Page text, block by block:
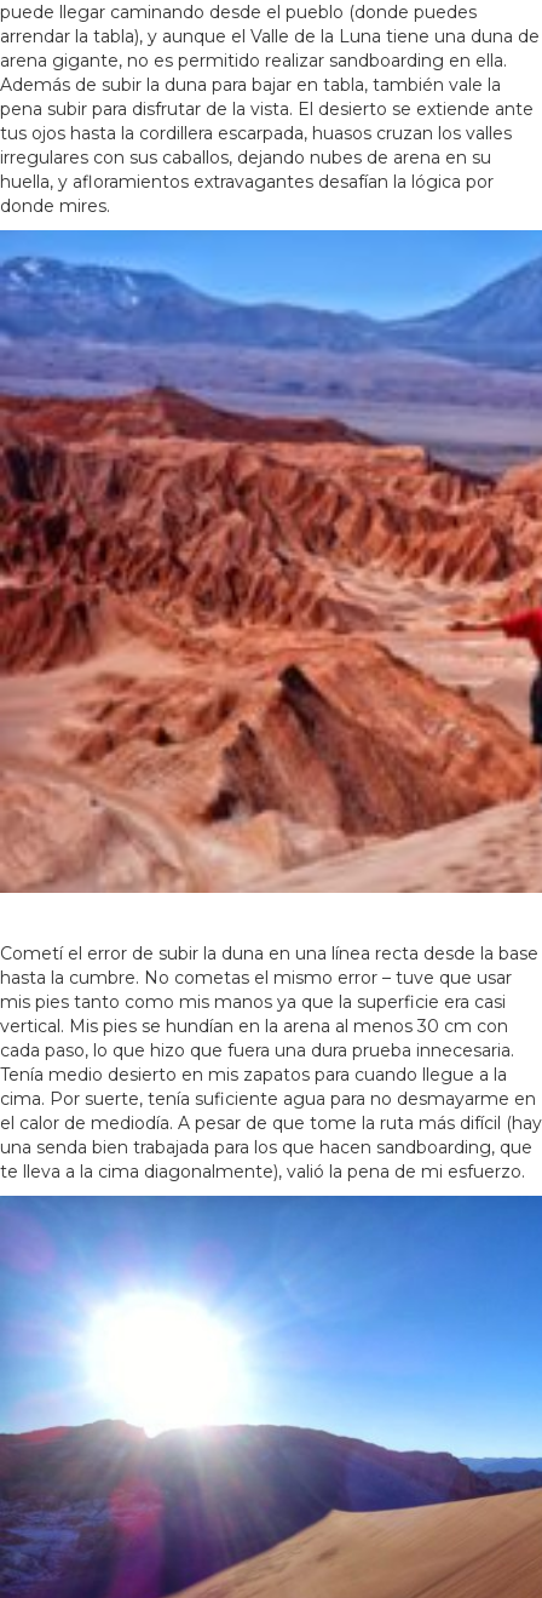
puede llegar caminando desde el pueblo (donde puedes
arrendar la tabla), y aunque el Valle de la Luna tiene una duna de
arena gigante, no es permitido realizar sandboarding en ella.
Además de subir la duna para bajar en tabla, también vale la
pena subir para disfrutar de la vista. El desierto se extiende ante
tus ojos hasta la cordillera escarpada, huasos cruzan los valles
irregulares con sus caballos, dejando nubes de arena en su
huella, y afloramientos extravagantes desafían la lógica por
donde mires.
Cometí el error de subir la duna en una línea recta desde la base
hasta la cumbre. No cometas el mismo error – tuve que usar
mis pies tanto como mis manos ya que la superficie era casi
vertical. Mis pies se hundían en la arena al menos 30 cm con
cada paso, lo que hizo que fuera una dura prueba innecesaria.
Tenía medio desierto en mis zapatos para cuando llegue a la
cima. Por suerte, tenía suficiente agua para no desmayarme en
el calor de mediodía. A pesar de que tome la ruta más difícil (hay
una senda bien trabajada para los que hacen sandboarding, que
te lleva a la cima diagonalmente), valió la pena de mi esfuerzo.